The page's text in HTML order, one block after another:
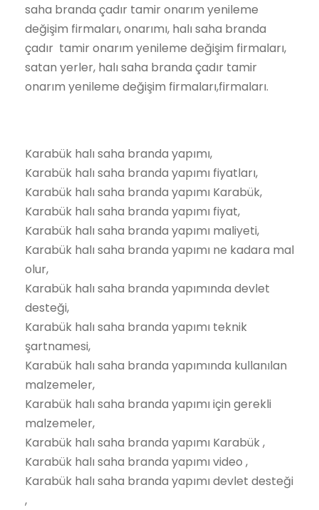
saha branda çadır tamir onarım yenileme
değişim firmaları, onarımı, halı saha branda
çadır tamir onarım yenileme değişim firmaları,
satan yerler, halı saha branda çadır tamir
onarım yenileme değişim firmaları,firmaları.
Karabük halı saha branda yapımı,
Karabük halı saha branda yapımı fiyatları,
Karabük halı saha branda yapımı Karabük,
Karabük halı saha branda yapımı fiyat,
Karabük halı saha branda yapımı maliyeti,
Karabük halı saha branda yapımı ne kadara mal
olur,
Karabük halı saha branda yapımında devlet
desteği,
Karabük halı saha branda yapımı teknik
şartnamesi,
Karabük halı saha branda yapımında kullanılan
malzemeler,
Karabük halı saha branda yapımı için gerekli
malzemeler,
Karabük halı saha branda yapımı Karabük ,
Karabük halı saha branda yapımı video ,
Karabük halı saha branda yapımı devlet desteği
,